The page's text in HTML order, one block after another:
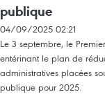
publique
04/09/2025 02:21
Le 3 septembre, le
entérinant le plan de
administratives placées
publique pour 2025.